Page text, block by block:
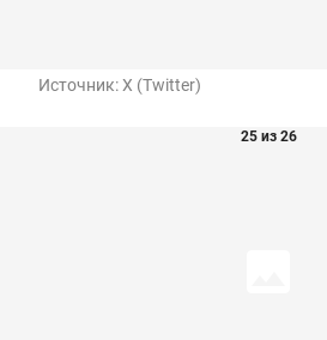
Источник:X (Twitter)
25 из 26